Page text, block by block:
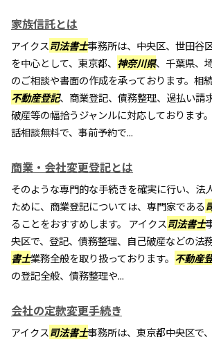
家族信託とは
アイクス司法書士事務所は、中央区、世田谷
を中心として、東京都、 神奈川県、千葉県、
のご相談や書面の作成を承っております。相
不動産登記、商業登記、債務整理、過払い請
破産等の幅拾うジャンルに対応しております
話相談無料で、事前予約で...
商業・会社変更登記とは
そのような専門的な手続きを確実に行い、法
ために、商業登記については、専門家である
ることをおすすめします。 アイクス司法書士
央区で、登記、債務整理、自己破産などの法
書士業務全般を取り扱っております。 不動産
の登記全般、債務整理や...
会社の定款変更手続き
アイクス司法書士事務所は、東京都中央区で